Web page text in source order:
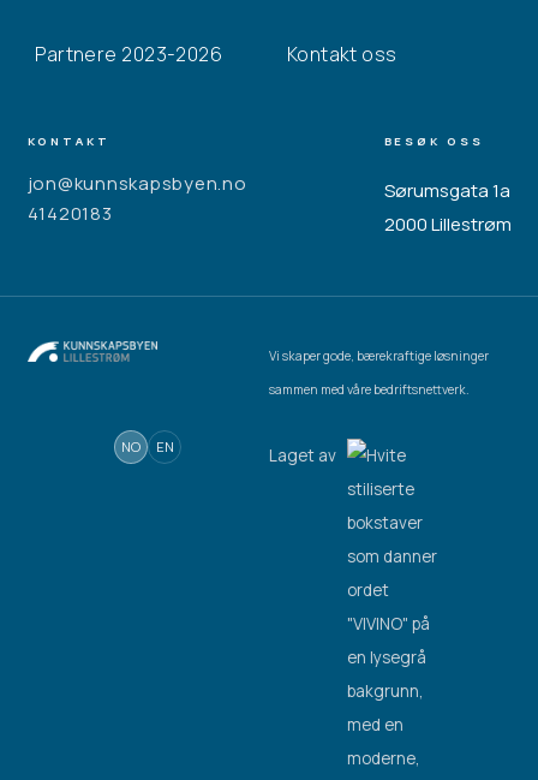
Partnere 2023-2026 Kontakt oss
KONTAKT
jon@kunnskapsbyen.no
41420183
BESØK OSS
Sørumsgata 1a
2000 Lillestrøm
Vi skaper gode, bærekraftige løsninger
sammen med våre bedriftsnettverk.
NO EN Laget av